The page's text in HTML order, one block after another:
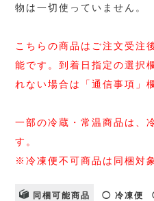
物は一切使っていません。
こちらの商品はご注文受注
能です。到着日指定の選択
れない場合は「通信事項」
一部の冷蔵・常温商品は、
す。
※冷凍便不可商品は同梱対
同梱可能商品 ◯ 冷凍便